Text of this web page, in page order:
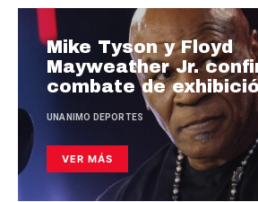
Mike Tyson y Floyd
Mayweather Jr.
combate de
UNANIMO DEPORTES
VER MÁS